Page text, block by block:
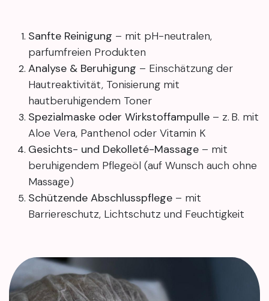
Sanfte Reinigung – mit pH-neutralen,
parfumfreien Produkten
Analyse & Beruhigung – Einschätzung der
Hautreaktivität, Tonisierung mit
hautberuhigendem Toner
Spezialmaske oder Wirkstoffampulle – z. B. mit
Aloe Vera, Panthenol oder Vitamin K
Gesichts- und Dekolleté-Massage – mit
beruhigendem Pflegeöl (auf Wunsch auch ohne
Massage)
Schützende Abschlusspflege – mit
Barriereschutz, Lichtschutz und Feuchtigkeit